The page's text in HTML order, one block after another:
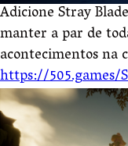
Adicione Stray
manter a par de
acontecimentos na
https://505.games/